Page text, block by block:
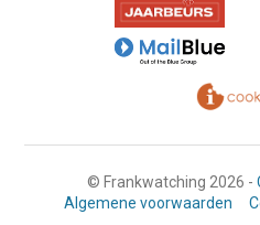
© Frankwatching 2026 -
Algemene voorwaarden